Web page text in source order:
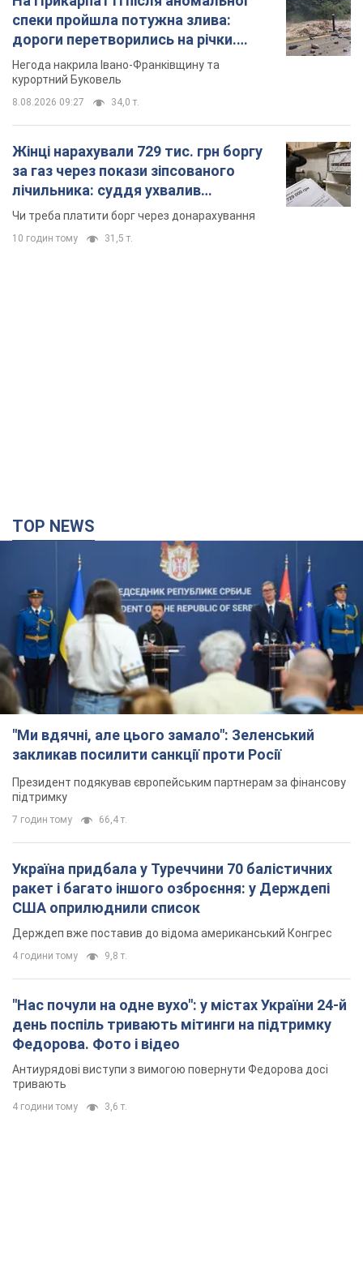
TOP NEWS
7 годин тому
Україна придбала у Туреччини 70 балістичних
ракет і багато іншого озброєння: у Держдепі
США оприлюднили список
Держдеп вже поставив до відома американський Конгрес
4 години тому 9,8 т.
"Нас почули на одне вухо": у містах України 24-й
день поспіль тривають мітинги на підтримку
Федорова. Фото і відео
Антиурядові виступи з вимогою повернути Федорова досі
тривають
4 години тому 3,6 т.